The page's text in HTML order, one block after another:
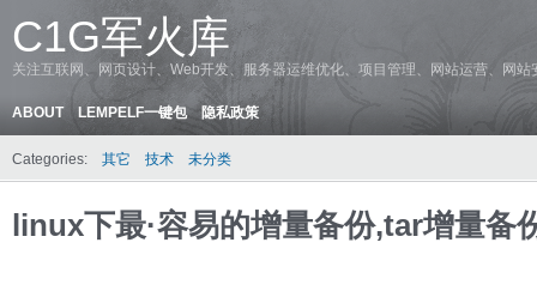
C1G军火库
关注互联网、网页设计、Web开发、服务器运维优化、项目管理、网站运营、网
ABOUT LEMPELF一键包 隐私政策
Categories: 其它 技术 未分类
linux下最·容易的增量备份,tar增量备